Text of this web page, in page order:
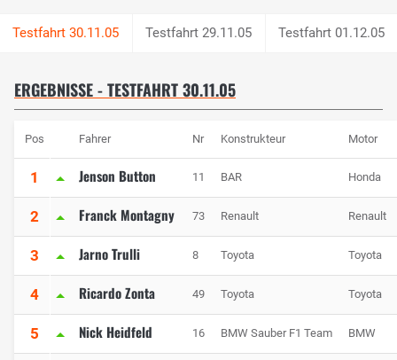
Testfahrt 29.11.05 Testfahrt 01.12.05
ERGEBNISSE - TESTFAHRT 30.11.05
Pos Fahrer Nr Konstrukteur Motor
1 Jenson Button 11 BAR Honda
2 Franck Montagny 73 Renault Renault
3 Jarno Trulli 8 Toyota Toyota
4 Ricardo Zonta 49 Toyota Toyota
5 Nick Heidfeld 16 BMW Sauber F1 Team BMW